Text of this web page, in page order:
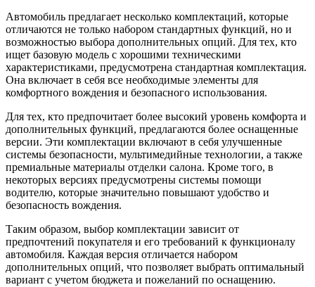
Автомобиль предлагает несколько комплектаций, которые
отличаются не только набором стандартных функций, но и
возможностью выбора дополнительных опций. Для тех, кто
ищет базовую модель с хорошими техническими
характеристиками, предусмотрена стандартная комплектация.
Она включает в себя все необходимые элементы для
комфортного вождения и безопасного использования.
Для тех, кто предпочитает более высокий уровень комфорта и
дополнительных функций, предлагаются более оснащенные
версии. Эти комплектации включают в себя улучшенные
системы безопасности, мультимедийные технологии, а также
премиальные материалы отделки салона. Кроме того, в
некоторых версиях предусмотрены системы помощи
водителю, которые значительно повышают удобство и
безопасность вождения.
Таким образом, выбор комплектации зависит от
предпочтений покупателя и его требований к функционалу
автомобиля. Каждая версия отличается набором
дополнительных опций, что позволяет выбрать оптимальный
вариант с учетом бюджета и пожеланий по оснащению.